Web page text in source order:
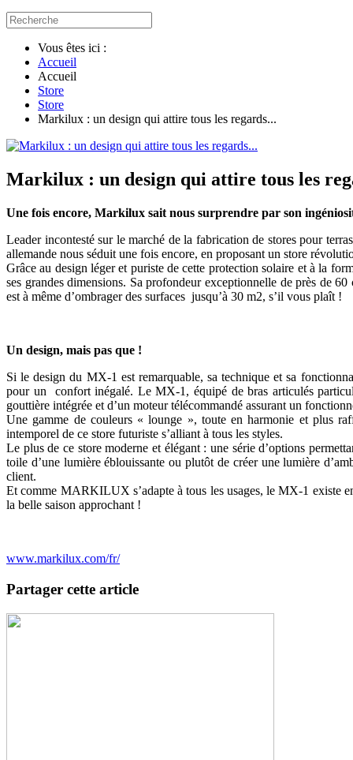
Vous êtes ici :
Accueil
Accueil
Store
Store
Markilux : un design qui attire tous les regards...
Markilux : un design qui attire tous les
Une fois encore, Markilux sait nous surprendre par son
Leader incontesté sur le marché de la fabrication de stores pour
allemande nous séduit une fois encore, en proposant un store
Grâce au design léger et puriste de cette protection solaire et à la
ses grandes dimensions. Sa profondeur exceptionnelle de près de
est à même d’ombrager des surfaces jusqu’à 30 m2, s’il vous plaît !
Un design, mais pas que !
Si le design du MX-1 est remarquable, sa technique et sa
pour un confort inégalé. Le MX-1, équipé de bras articulés
gouttière intégrée et d’un moteur télécommandé assurant un
Une gamme de couleurs « lounge », toute en harmonie et plus
intemporel de ce store futuriste s’alliant à tous les styles.
Le plus de ce store moderne et élégant : une série d’options
toile d’une lumière éblouissante ou plutôt de créer une lumière
client.
Et comme MARKILUX s’adapte à tous les usages, le MX-1 existe
la belle saison approchant !
www.markilux.com/fr/
Partager cette article